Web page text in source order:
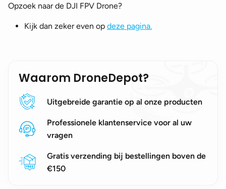
Opzoek naar de DJI FPV Drone?
Kijk dan zeker even op deze pagina.
Waarom DroneDepot?
Uitgebreide garantie op al onze producten
Professionele klantenservice voor al uw
vragen
Gratis verzending bij bestellingen boven de
€150